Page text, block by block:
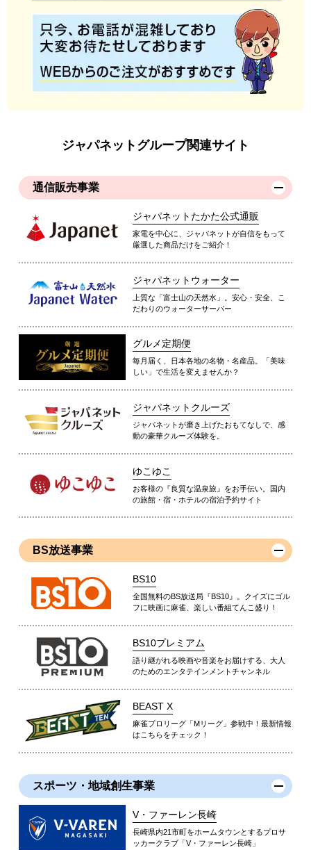
ジャパネットグループ関連サイト
通信販売事業
ジャパネットたかた公式通販
家電を中心に、ジャパネットが自信をもって
厳選した商品だけをご紹介！
ジャパネットウォーター
上質な「富士山の天然水」。安心・安全、こ
だわりのウォーターサーバー
グルメ定期便
毎月届く、日本各地の名物・名産品。「美味
しい」で生活を変えませんか？
ジャパネットクルーズ
ジャパネットが磨き上げたおもてなしで、感
動の豪華クルーズ体験を。
ゆこゆこ
お客様の『良質な温泉旅』をお手伝い。国内
の旅館・宿・ホテルの宿泊予約サイト
BS放送事業
BS10
全国無料のBS放送局『BS10』。クイズにゴル
フに映画に麻雀、楽しい番組てんこ盛り！
BS10プレミアム
語り継がれる映画や音楽をお届けする、大人
のためのエンタテインメントチャンネル
BEAST X
麻雀プロリーグ「Mリーグ」参戦中！最新情報
はこちらをチェック！
スポーツ・地域創生事業
V・ファーレン長崎
長崎県内21市町をホームタウンとするプロサ
ッカークラブ「V・ファーレン長崎」